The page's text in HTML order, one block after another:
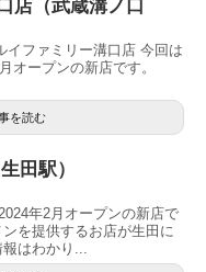
店（武蔵溝ノ口
イファミリー溝口店 今回は
オープンの新店です。
を読む
生田駅）
年2月オープンの新店で
を提供するお店が生田に
はわかり...